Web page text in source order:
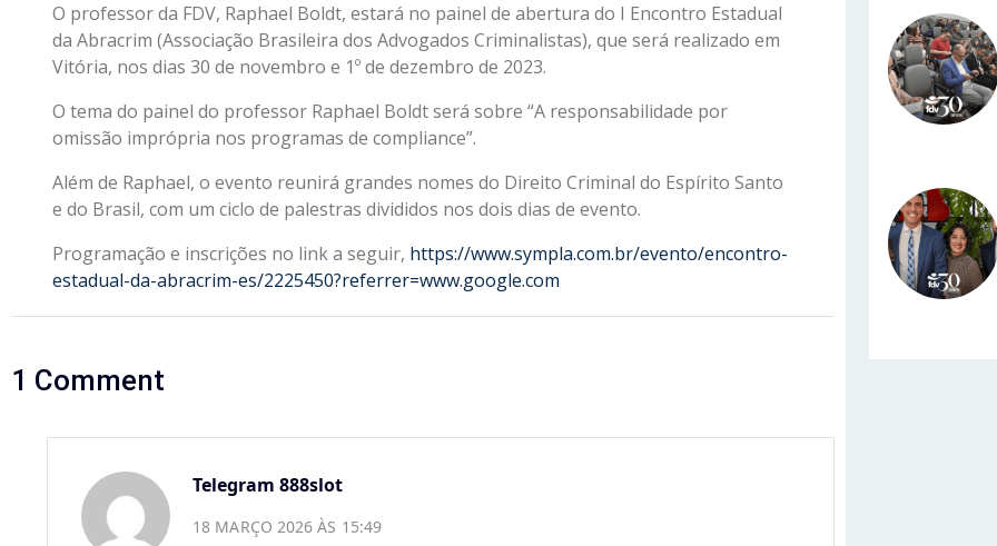
O professor da FDV, Raphael Boldt, estará no painel de abertura do I Encontro Estadual
da Abracrim (Associação Brasileira dos Advogados Criminalistas), que será realizado em
Vitória, nos dias 30 de novembro e 1º de dezembro de 2023.
O tema do painel do professor Raphael Boldt será sobre “A responsabilidade por
omissão imprópria nos programas de compliance”.
Além de Raphael, o evento reunirá grandes nomes do Direito Criminal do Espírito Santo
e do Brasil, com um ciclo de palestras divididos nos dois dias de evento.
Programação e inscrições no link a seguir, https://www.sympla.com.br/evento/encontro-
estadual-da-abracrim-es/2225450?referrer=www.google.com
1 Comment
Telegram 888slot
18 MARÇO 2026 ÀS 15:49